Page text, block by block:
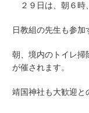
２９日は、朝６時
日教組の先生も参加
朝、境内のトイレ掃
が催されます。
靖国神社も大歓迎と